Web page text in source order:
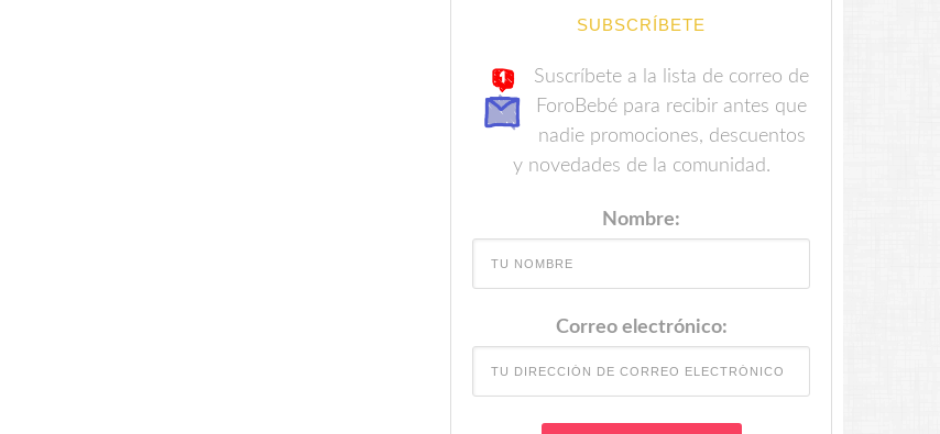
SUBSCRÍBETE
Suscríbete a la lista de correo de
ForoBebé para recibir antes que
nadie promociones, descuentos
y novedades de la comunidad.
Nombre:
Correo electrónico: